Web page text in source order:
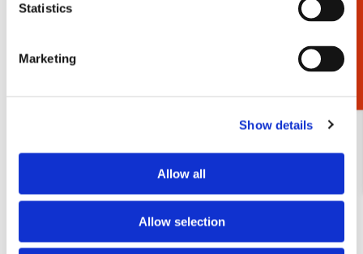
Statistics
Marketing
Show details
Allow all
Allow selection
Ontworpen in onze eigen studio Blitz
Cadeaukiezer